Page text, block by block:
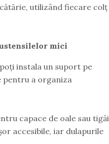
utilizând fiecare colț
mici
instala un suport pe
pentru a organiza
capace de oale sau tigăi
accesibile, iar dulapurile